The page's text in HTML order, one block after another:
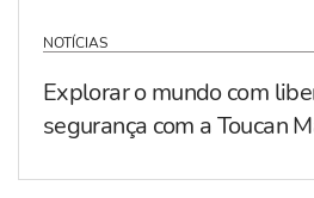
NOTÍCIAS
Explorar o mundo com
segurança com a Toucan